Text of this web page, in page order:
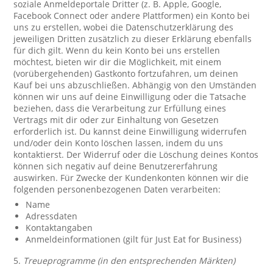
soziale Anmeldeportale Dritter (z. B. Apple, Google,
Facebook Connect oder andere Plattformen) ein Konto bei
uns zu erstellen, wobei die Datenschutzerklärung des
jeweiligen Dritten zusätzlich zu dieser Erklärung ebenfalls
für dich gilt. Wenn du kein Konto bei uns erstellen
möchtest, bieten wir dir die Möglichkeit, mit einem
(vorübergehenden) Gastkonto fortzufahren, um deinen
Kauf bei uns abzuschließen. Abhängig von den Umständen
können wir uns auf deine Einwilligung oder die Tatsache
beziehen, dass die Verarbeitung zur Erfüllung eines
Vertrags mit dir oder zur Einhaltung von Gesetzen
erforderlich ist. Du kannst deine Einwilligung widerrufen
und/oder dein Konto löschen lassen, indem du uns
kontaktierst. Der Widerruf oder die Löschung deines Kontos
können sich negativ auf deine Benutzererfahrung
auswirken. Für Zwecke der Kundenkonten können wir die
folgenden personenbezogenen Daten verarbeiten:
Name
Adressdaten
Kontaktangaben
Anmeldeinformationen (gilt für Just Eat for Business)
5. Treueprogramme (in den entsprechenden Märkten)